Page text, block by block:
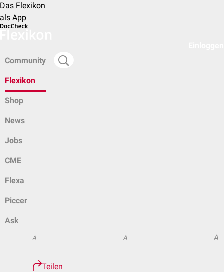
Das Flexikon
als App
Community
Flexikon
Shop
News
Jobs
CME
Flexa
Piccer
Ask
A A A
Teilen